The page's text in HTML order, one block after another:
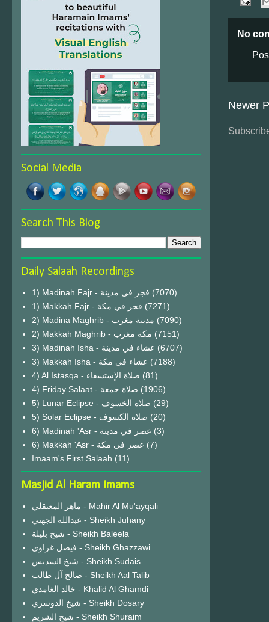
No
Newer
Social Media
Search This Blog
Daily Salaah Recordings
1) Madinah Fajr - فجر في مدينة (7070)
1) Makkah Fajr - فجر في مكة (7271)
2) Madina Maghrib - مدينة مغرب (7090)
2) Makkah Maghrib - مكة مغرب (7151)
3) Madinah Isha - عشاء في مدينة (6707)
3) Makkah Isha - عشاء في مكة (7188)
4) Al Istasqa - صلاة الإستسقاء (81)
4) Friday Salaat - صلاة جمعة (1906)
5) Lunar Eclipse - صلاة الخسوف (29)
(20)
6) Madinah 'Asr - عصر في مدينة (3)
6) Makkah 'Asr - عصر في مكة (7)
Imaam's First Salaah (11)
Masjid Al Haram Imams
ماهر المعيقلي - Mahir Al Mu'ayqali
عبدالله الجهني - Sheikh Juhany
شيخ بليلة - Sheikh Baleela
فيصل غزاوي - Sheikh Ghazzawi
شيخ السديس - Sheikh Sudais
صالح آل طالب - Sheikh Aal Talib
خالد الغامدي - Khalid Al Ghamdi
شيخ الدوسري - Sheikh Dosary
شيخ الشريم - Sheikh Shuraim